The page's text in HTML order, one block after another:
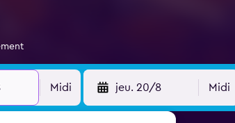
Midi jeu. 20/8 Midi